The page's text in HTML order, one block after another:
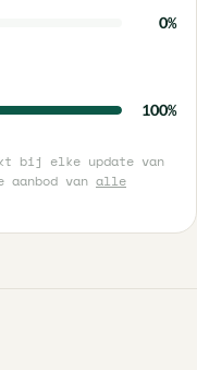
0%
100%
bij elke update van
van alle